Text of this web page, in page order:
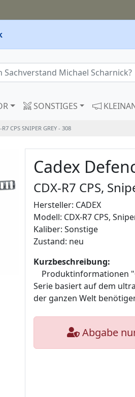
SONSTIGES
CPS SNIPER GREY - 308
Cadex
CDX-R7 CPS,
Hersteller: CADEX
Modell: CDX-R7 CPS,
Kaliber: Sonstige
Zustand: neu
Kurzbeschreibung:
Produktinformationen
Serie basiert auf dem
der ganzen Welt
Abgabe